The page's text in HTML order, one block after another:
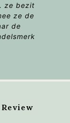
ze bezit
ze de
de